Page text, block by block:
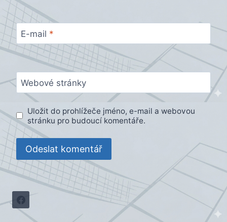
E-mail *
Webové stránky
Uložit do prohlížeče jméno, e-mail a webovou
stránku pro budoucí komentáře.